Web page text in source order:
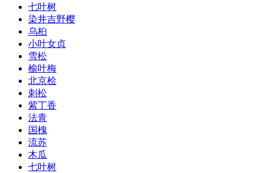
七叶树
染井吉野樱
乌桕
小叶女贞
雪松
榆叶梅
北京桧
刺松
紫丁香
法青
国槐
流苏
木瓜
七叶树